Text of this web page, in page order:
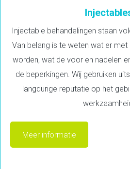
Injectable behandelingen staan
Van belang is te weten wat er
worden, wat de voor en nadelen
de beperkingen. Wij gebruiken
langdurige reputatie op het
Meer informatie